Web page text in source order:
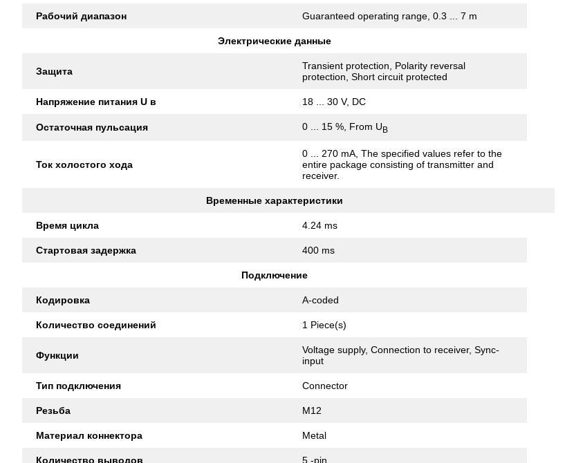
Рабочий диапазон Guaranteed operating range, 0.3 ... 7 m
Электрические данные
Защита
Transient protection, Polarity reversal
protection, Short circuit protected
Напряжение питания U в 18 ... 30 V, DC
Остаточная пульсация 0 ... 15 %, From UB
Ток холостого хода
0 ... 270 mA, The specified values refer to the
entire package consisting of transmitter and
receiver.
Временные характеристики
Время цикла 4.24 ms
Стартовая задержка 400 ms
Подключение
Кодировка A-coded
Количество соединений 1 Piece(s)
Функции
Voltage supply, Connection to receiver, Sync-
input
Тип подключения Connector
Резьба M12
Материал коннектора Metal
Количество выводов 5 -pin